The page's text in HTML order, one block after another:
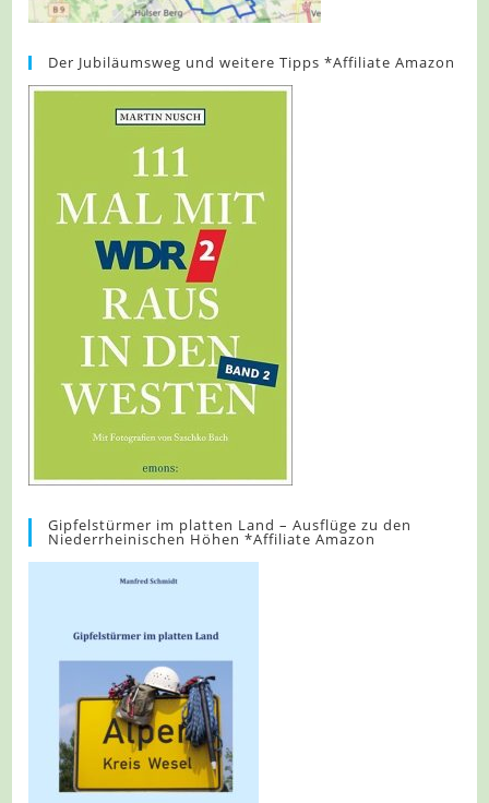
Der Jubiläumsweg und weitere Tipps *Affiliate Amazon
Gipfelstürmer im platten Land – Ausflüge zu den
Niederrheinischen Höhen *Affiliate Amazon